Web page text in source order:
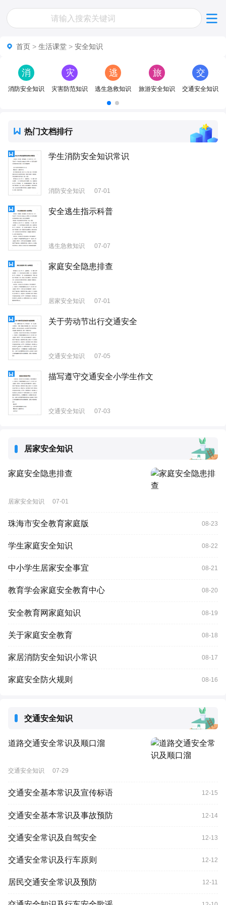
首页 > 生活课堂 > 安全知识
消
防
知
识
消防安全知识
灾
害
知
识
灾害防范知识
逃
生
急
识
逃生急救知识
旅
游
旅游安全知识
交
通
知
交通安全知识
热门文档排行
学生消防安全知识常识
消防安全知识 07-01
安全逃生指示科普
逃生急救知识 07-07
家庭安全隐患排查
居家安全知识 07-01
关于劳动节出行交通安全
交通安全知识 07-05
描写遵守交通安全小学生作文
交通安全知识 07-03
居家安全知识
家庭安全隐患排查
居家安全知识 07-01
珠海市安全教育家庭版 08-23
学生家庭安全知识 08-22
中小学生居家安全事宜 08-21
教育学会家庭安全教育中心 08-20
安全教育网家庭知识 08-19
关于家庭安全教育 08-18
家居消防安全知识小常识 08-17
家庭安全防火规则 08-16
交通安全知识
道路交通安全常识及顺口溜
交通安全知识 07-29
交通安全基本常识及宣传标语 12-15
交通安全基本常识及事故预防 12-14
交通安全常识及自驾安全 12-13
交通安全常识及行车原则 12-12
居民交通安全常识及预防 12-11